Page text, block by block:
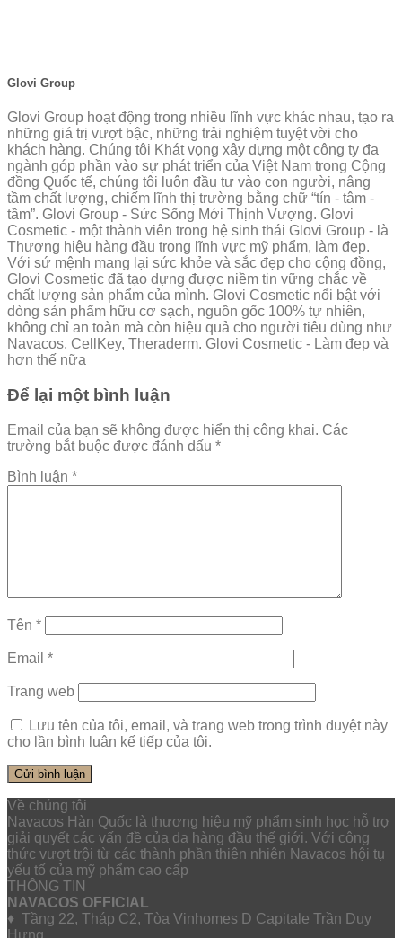
Glovi Group
Glovi Group hoạt động trong nhiều lĩnh vực khác nhau, tạo ra
những giá trị vượt bậc, những trải nghiệm tuyệt vời cho
khách hàng. Chúng tôi Khát vọng xây dựng một công ty đa
ngành góp phần vào sự phát triển của Việt Nam trong Cộng
đồng Quốc tế, chúng tôi luôn đầu tư vào con người, nâng
tầm chất lượng, chiếm lĩnh thị trường bằng chữ “tín - tâm -
tầm”. Glovi Group - Sức Sống Mới Thịnh Vượng. Glovi
Cosmetic - một thành viên trong hệ sinh thái Glovi Group - là
Thương hiệu hàng đầu trong lĩnh vực mỹ phẩm, làm đẹp.
Với sứ mệnh mang lại sức khỏe và sắc đẹp cho cộng đồng,
Glovi Cosmetic đã tạo dựng được niềm tin vững chắc về
chất lượng sản phẩm của mình. Glovi Cosmetic nổi bật với
dòng sản phẩm hữu cơ sạch, nguồn gốc 100% tự nhiên,
không chỉ an toàn mà còn hiệu quả cho người tiêu dùng như
Navacos, CellKey, Theraderm. Glovi Cosmetic - Làm đẹp và
hơn thế nữa
Để lại một bình luận
Email của bạn sẽ không được hiển thị công khai. Các
trường bắt buộc được đánh dấu *
Bình luận *
Tên *
Email *
Trang web
Lưu tên của tôi, email, và trang web trong trình duyệt này
cho lần bình luận kế tiếp của tôi.
Về chúng tôi
Navacos Hàn Quốc là thương hiệu mỹ phẩm sinh học hỗ trợ
giải quyết các vấn đề của da hàng đầu thế giới. Với công
thức vượt trội từ các thành phần thiên nhiên Navacos hội tụ
yếu tố của mỹ phẩm cao cấp
THÔNG TIN
NAVACOS OFFICIAL
♦ Tầng 22, Tháp C2, Tòa Vinhomes D Capitale Trần Duy
Hưng